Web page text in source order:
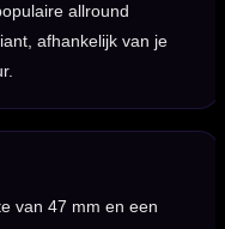
allround
afhankelijk van je
van 47 mm en een